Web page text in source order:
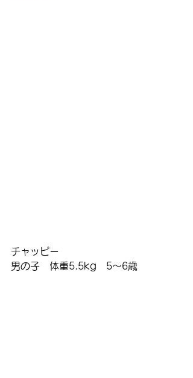
チャッピー
男の子　体重5.5kg　5～6歳